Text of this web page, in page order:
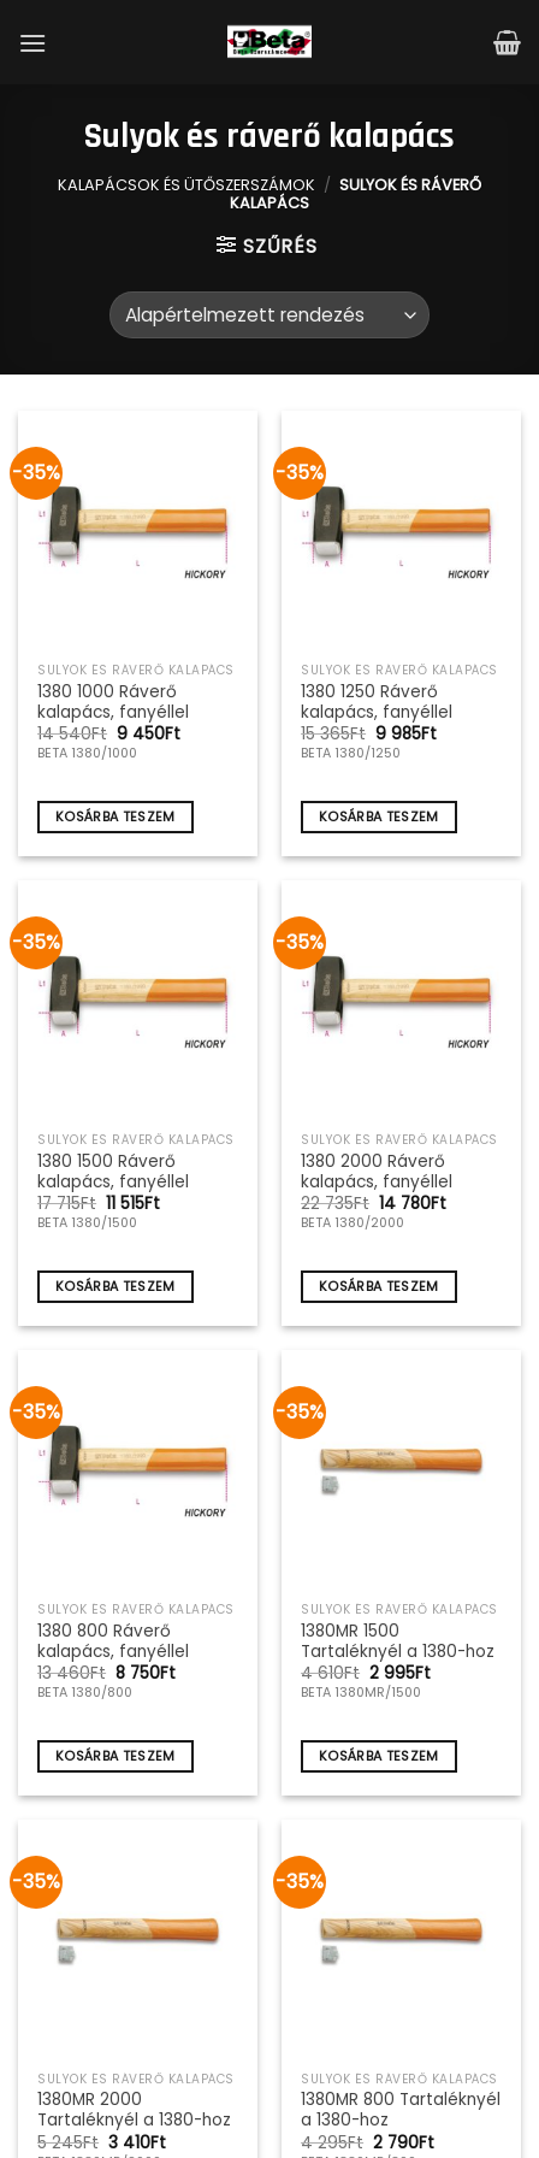
Sulyok és ráverő kalapács
KALAPÁCSOK ÉS ÜTŐSZERSZÁMOK / SULYOK ÉS RÁVERŐ
KALAPÁCS
SZŰRÉS
-35%
SULYOK ÉS RÁVERŐ KALAPÁCS
1380 1000 Ráverő
kalapács, fanyéllel
14 540Ft Original
price
was:
540Ft.
9 450FtCurrent
450Ft.
BETA 1380/1000
KOSÁRBA TESZEM
-35%
SULYOK ÉS RÁVERŐ KALAPÁCS
1380 1250 Ráverő
kalapács, fanyéllel
15 365Ft Original
price
was:
365Ft.
9 985FtCurrent
985Ft.
BETA 1380/1250
KOSÁRBA TESZEM
-35%
SULYOK ÉS RÁVERŐ KALAPÁCS
1380 1500 Ráverő
kalapács, fanyéllel
17 715Ft Original
price
was:
715Ft.
11 515FtCurrent
515Ft.
BETA 1380/1500
KOSÁRBA TESZEM
-35%
SULYOK ÉS RÁVERŐ KALAPÁCS
1380 2000 Ráverő
kalapács, fanyéllel
22 735Ft Original
price
was:
735Ft.
14 780FtCurrent
780Ft.
BETA 1380/2000
KOSÁRBA TESZEM
-35%
SULYOK ÉS RÁVERŐ KALAPÁCS
1380 800 Ráverő
kalapács, fanyéllel
13 460Ft Original
price
was:
460Ft.
8 750FtCurrent
750Ft.
BETA 1380/800
KOSÁRBA TESZEM
-35%
SULYOK ÉS RÁVERŐ KALAPÁCS
1380MR 1500
Tartaléknyél a 1380-hoz
4 610Ft Original
price
was:
610Ft.
2 995FtCurrent
995Ft.
BETA 1380MR/1500
KOSÁRBA TESZEM
-35%
SULYOK ÉS RÁVERŐ KALAPÁCS
1380MR 2000
Tartaléknyél a 1380-hoz
5 245Ft Original
3 410FtCurrent
-35%
SULYOK ÉS RÁVERŐ KALAPÁCS
1380MR 800 Tartaléknyél
a 1380-hoz
4 295Ft Original
2 790FtCurrent